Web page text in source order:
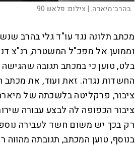
בהרב־מיארה. | צילום:פלאש 90
מכתב תלונה נגד עו"ד גלי בהרב
וממוען אל מפכ"ל המשטרה, רנ"צ
בלט, טוען כי במכתב תגובה
החשדות נגדה. זאת ועוד, את מכתב
ציבור, פרקליטה בלשכתה של
ציבור הכפופה לה לבצע עבורה
רק בכך יש משום חשד לעבירה
בנוסף, טוען המכתב, תגובתה